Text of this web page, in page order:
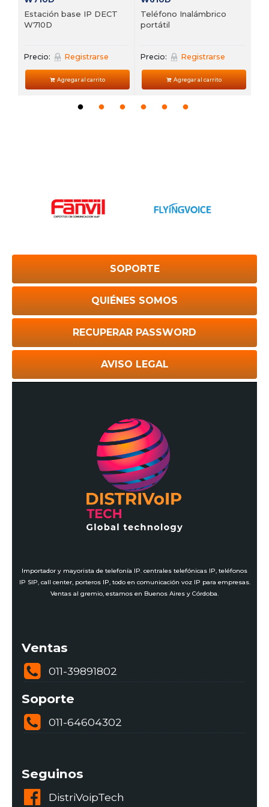
Estación base IP DECT
W710D
Precio: Registrarse
Agregar al carrito
Teléfono Inalámbrico
portátil
Precio: Registrarse
Agregar al carrito
SOPORTE
QUIÉNES SOMOS
RECUPERAR PASSWORD
AVISO LEGAL
Importador y mayorista de telefonía IP. centrales telefónicas IP, teléfonos
IP SIP, call center, porteros IP, todo en comunicación voz IP para empresas.
Ventas al gremio, estamos en Buenos Aires y Córdoba.
Ventas
011-39891802
Soporte
011-64604302
Seguinos
DistriVoipTech